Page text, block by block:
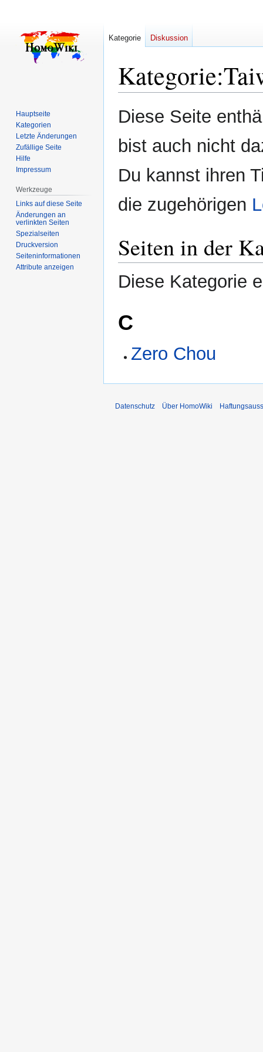
Kategorie:
Zur
Navigation
Zur
Suche
Diese Seite
bist auch nicht
Du kannst ihren
die zugehörigen
Seiten in der
Diese Kategorie
C
Zero Chou
Kategorie Diskussion
Hauptseite
Kategorien
Letzte Änderungen
Zufällige Seite
Hilfe
Impressum
Werkzeuge
Links auf diese Seite
Änderungen an
verlinkten Seiten
Spezialseiten
Druckversion
Seiten­­informationen
Attribute anzeigen
Datenschutz Über HomoWiki